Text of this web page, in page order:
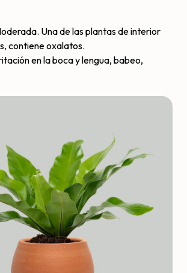
Una de las plantas de interior
contiene oxalatos.
en la boca y lengua, babeo,